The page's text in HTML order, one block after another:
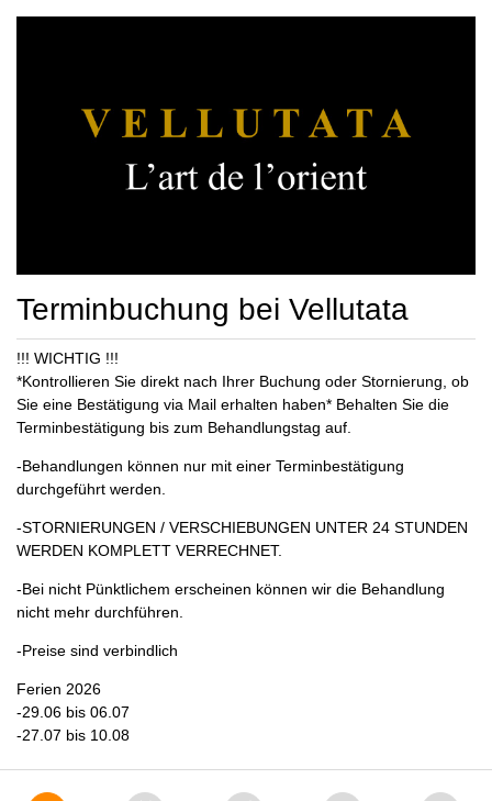
Terminbuchung bei Vellutata
!!! WICHTIG !!!
*Kontrollieren Sie direkt nach Ihrer Buchung oder Stornierung, ob
Sie eine Bestätigung via Mail erhalten haben* Behalten Sie die
Terminbestätigung bis zum Behandlungstag auf.
-Behandlungen können nur mit einer Terminbestätigung
durchgeführt werden.
-STORNIERUNGEN / VERSCHIEBUNGEN UNTER 24 STUNDEN
WERDEN KOMPLETT VERRECHNET.
-Bei nicht Pünktlichem erscheinen können wir die Behandlung
nicht mehr durchführen.
-Preise sind verbindlich
Ferien 2026
-29.06 bis 06.07
-27.07 bis 10.08